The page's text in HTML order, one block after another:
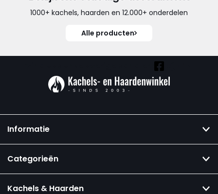
1000+ kachels, haarden en 12.000+ onderdelen
Alle producten
Informatie
Categorieën
Kachels & Haarden